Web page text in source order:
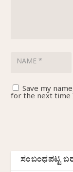
Save my
for the next time
ಸಂಬಂಧಪಟ್ಟ